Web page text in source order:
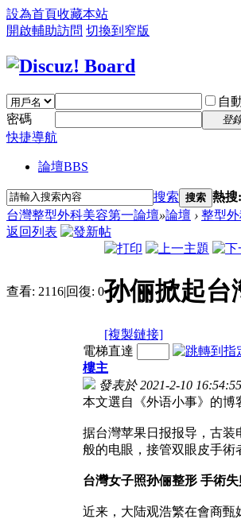
設為首頁收藏本站
開啟輔助訪問 切換到窄版
自
密碼
登
快捷導航
論壇BBS
搜索 搜索 熱搜:
台灣整型外科美容第一論壇»論壇 › 整型
返回列表
查看: 2116|回復: 0孙俪掀起台
[複製鏈接]
電梯直達
樓主
發表於 2021-2-10 16:54:55
本文選自《外语小事》的博
据台灣苹果日报报导，古
般的电眼，接管双眼皮手術
台灣女子照孙俪整形 手術
近来，大陆观浩繁在會商甄